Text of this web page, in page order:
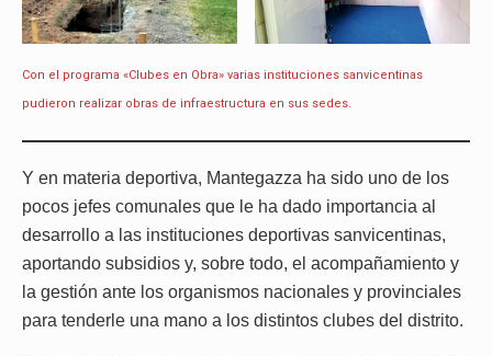
Con el programa «Clubes en Obra» varias instituciones sanvicentinas
pudieron realizar obras de infraestructura en sus sedes.
Y en materia deportiva, Mantegazza ha sido uno de los
pocos jefes comunales que le ha dado importancia al
desarrollo a las instituciones deportivas sanvicentinas,
aportando subsidios y, sobre todo, el acompañamiento y
la gestión ante los organismos nacionales y provinciales
para tenderle una mano a los distintos clubes del distrito.